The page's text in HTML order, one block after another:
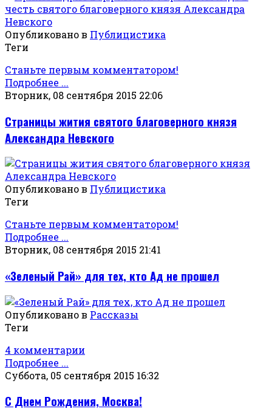
Опубликовано в Публицистика
Теги
Станьте первым комментатором!
Подробнее ...
Вторник, 08 сентября 2015 22:06
Страницы жития святого благоверного князя
Александра Невского
Опубликовано в Публицистика
Теги
Станьте первым комментатором!
Подробнее ...
Вторник, 08 сентября 2015 21:41
«Зеленый Рай» для тех, кто Ад не прошел
Опубликовано в Рассказы
Теги
4 комментарии
Подробнее ...
Суббота, 05 сентября 2015 16:32
С Днем Рождения, Москва!